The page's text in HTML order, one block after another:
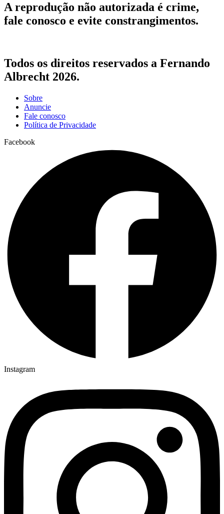
A reprodução não autorizada é crime,
fale conosco e evite constrangimentos.
Todos os direitos reservados a Fernando
Albrecht 2026.
Sobre
Anuncie
Fale conosco
Política de Privacidade
Facebook
Instagram